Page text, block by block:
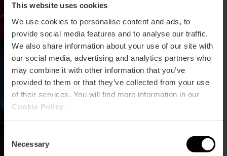
This website uses cookies
We use cookies to personalise content and ads, to
provide social media features and to analyse our traffic.
We also share information about your use of our site with
our social media, advertising and analytics partners who
may combine it with other information that you’ve
provided to them or that they’ve collected from your use
of their services. You will find more information in our
Cookie Policy
Selection
Necessary
Òpera «FAUST» de
Charles Gounod a
València
Sarsuela a Les Arts